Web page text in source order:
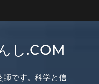
し.COM
師です。科学と信